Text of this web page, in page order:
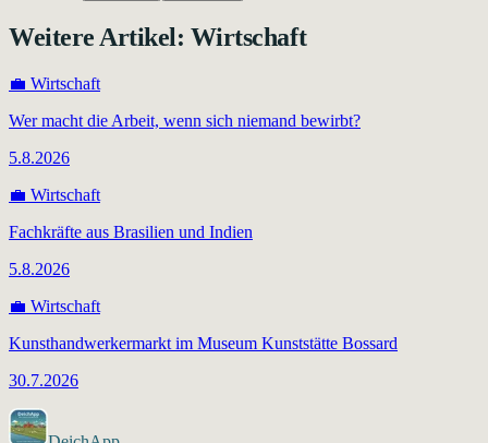
Weitere Artikel: Wirtschaft
💼 Wirtschaft
Wer macht die Arbeit, wenn sich niemand bewirbt?
5.8.2026
💼 Wirtschaft
Fachkräfte aus Brasilien und Indien
5.8.2026
💼 Wirtschaft
Kunsthandwerkermarkt im Museum Kunststätte Bossard
30.7.2026